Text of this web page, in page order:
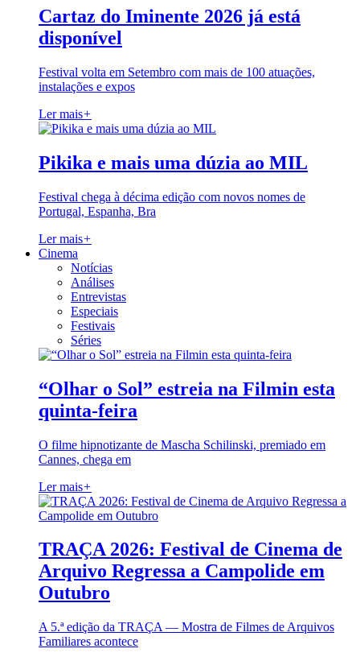
Cartaz do Iminente 2026 já está
disponível
Festival volta em Setembro com mais de 100 atuações,
instalações e expos
Ler mais+
Pikika e mais uma dúzia ao MIL
Festival chega à décima edição com novos nomes de
Portugal, Espanha, Bra
Ler mais+
Cinema
Notícias
Análises
Entrevistas
Especiais
Festivais
Séries
“Olhar o Sol” estreia na Filmin esta
quinta-feira
O filme hipnotizante de Mascha Schilinski, premiado em
Cannes, chega em
Ler mais+
TRAÇA 2026: Festival de Cinema de
Arquivo Regressa a Campolide em
Outubro
A 5.ª edição da TRAÇA — Mostra de Filmes de Arquivos
Familiares acontece